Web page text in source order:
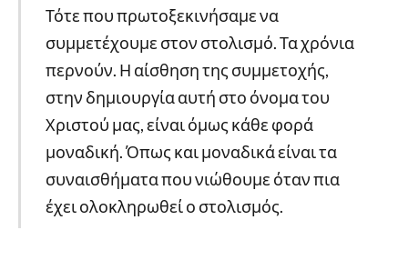
Τότε που πρωτοξεκινήσαμε να
συμμετέχουμε στον στολισμό. Τα χρόνια
περνούν. Η αίσθηση της συμμετοχής,
στην δημιουργία αυτή στο όνομα του
Χριστού μας, είναι όμως κάθε φορά
μοναδική. Όπως και μοναδικά είναι τα
συναισθήματα που νιώθουμε όταν πια
έχει ολοκληρωθεί ο στολισμός.